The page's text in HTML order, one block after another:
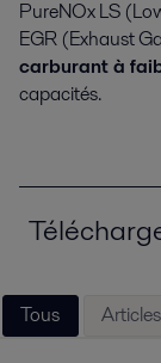
PureNOx LS
EGR (Exhaust
carburant à
capacités.
Tous